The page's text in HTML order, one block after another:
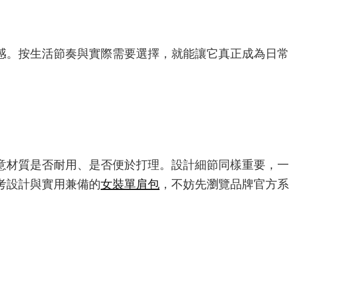
按生活節奏與實際需要選擇，就能讓它真正成為日常
質是否耐用、是否便於打理。設計細節同樣重要，一
設計與實用兼備的女裝單肩包 ，不妨先瀏覽品牌官方系